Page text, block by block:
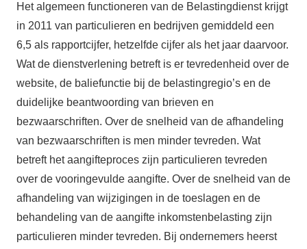
Het algemeen functioneren van de Belastingdienst krijgt
in 2011 van particulieren en bedrijven gemiddeld een
6,5 als rapportcijfer, hetzelfde cijfer als het jaar daarvoor.
Wat de dienstverlening betreft is er tevredenheid over de
website, de baliefunctie bij de belastingregio’s en de
duidelijke beantwoording van brieven en
bezwaarschriften. Over de snelheid van de afhandeling
van bezwaarschriften is men minder tevreden. Wat
betreft het aangifteproces zijn particulieren tevreden
over de vooringevulde aangifte. Over de snelheid van de
afhandeling van wijzigingen in de toeslagen en de
behandeling van de aangifte inkomstenbelasting zijn
particulieren minder tevreden. Bij ondernemers heerst